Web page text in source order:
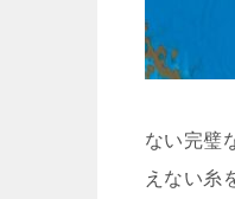
ない完璧
えない糸